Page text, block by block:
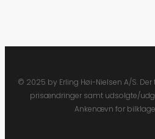
© 2025 by Erling Høi-Nielsen A/S.
prisændringer samt udsolgte/
Ankenævn for